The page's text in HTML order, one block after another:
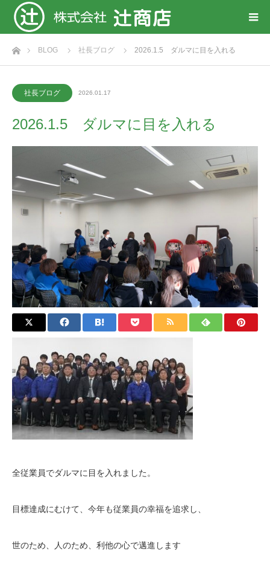
ホームBLOG 社長ブログ 2026.1.5 ダルマに目を入れる
社長ブログ 2026.01.17
2026.1.5 ダルマに目を入れる
全従業員でダルマに目を入れました。
目標達成にむけて、今年も従業員の幸福を追求し、
世のため、人のため、利他の心で邁進します